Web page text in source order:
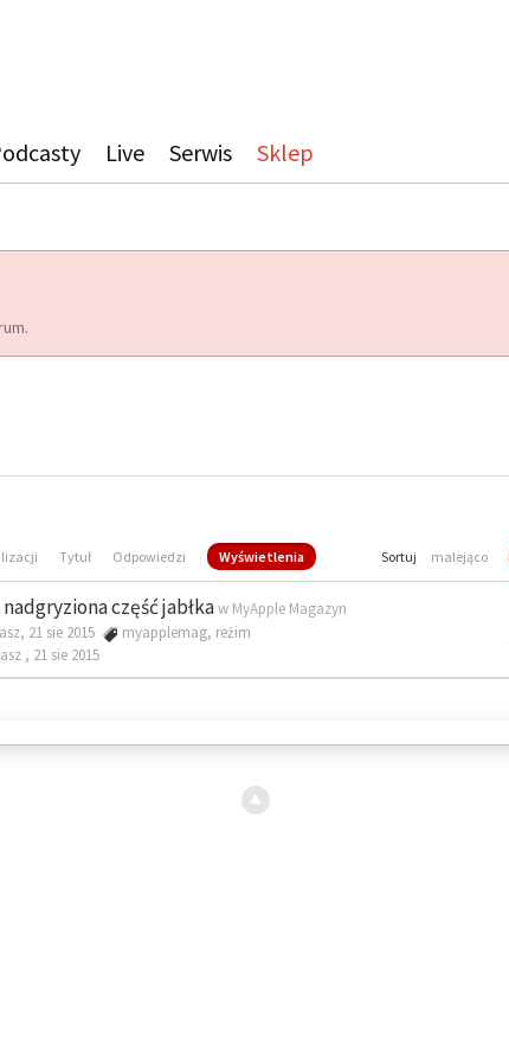
Live Serwis Sklep
Tytuł Odpowiedzi Wyświetlenia Sortuj malejąco
część jabłkaw MyApple Magazyn
21 sie 2015
myapplemag, reżim
, 21 sie 2015